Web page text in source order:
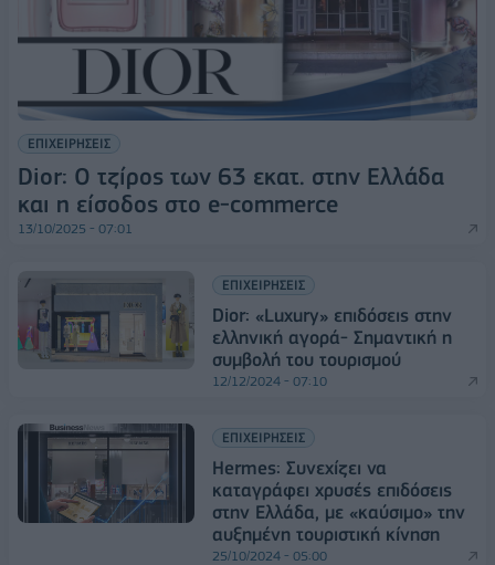
ΕΠΙΧΕΙΡΗΣΕΙΣ
Dior: O τζίρος των 63 εκατ. στην Ελλάδα
και η είσοδος στο e-commerce
13/10/2025 - 07:01
ΕΠΙΧΕΙΡΗΣΕΙΣ
Dior: «Luxury» επιδόσεις στην
ελληνική αγορά- Σημαντική η
συμβολή του τουρισμού
12/12/2024 - 07:10
ΕΠΙΧΕΙΡΗΣΕΙΣ
Hermes: Συνεχίζει να
καταγράφει χρυσές επιδόσεις
στην Ελλάδα, με «καύσιμο» την
αυξημένη τουριστική κίνηση
25/10/2024 - 05:00